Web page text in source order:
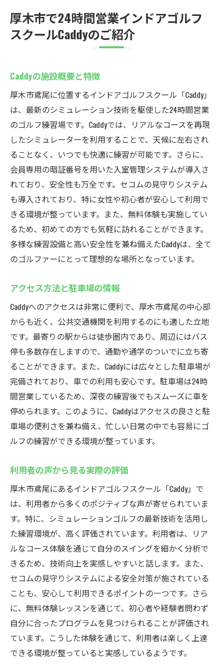
厚木市で24時間営業インドアゴルフ
スクールCaddyのご紹介
Caddyの施設概要と特徴
厚木市鳶尾に位置するインドアゴルフスクール「Caddy」
は、最新のシミュレーション技術を駆使した24時間営業
のゴルフ練習場です。Caddyでは、リアルなコースを再現
したシミュレーターを利用することで、天候に左右され
ることなく、いつでも快適に練習が可能です。さらに、
会員専用の暗証番号を用いた入室管理システムが導入さ
れており、安全性も万全です。セコムの見守りシステム
も導入されており、特に女性や初心者が安心して利用で
きる環境が整っています。また、無料体験も実施してい
るため、初めての方でも気軽に訪れることができます。
多様な練習設備と高い安全性を兼ね備えたCaddyは、全て
のゴルファーにとって理想的な場所となっています。
アクセス方法と駐車場の情報
Caddyへのアクセスは非常に便利で、厚木市鳶尾の中心部
からも近く、公共交通機関を利用するのにも適した立地
です。最寄りの駅からは徒歩圏内であり、周辺にはバス
停も多数存在しますので、通勤や通学のついでに立ち寄
ることができます。また、Caddyには広々とした駐車場が
完備されており、車での利用も安心です。駐車場は24時
間営業しているため、深夜の練習後でもスムーズに車を
停められます。このように、Caddyはアクセスの良さと駐
車場の便利さを兼ね備え、忙しい日常の中でも容易にゴ
ルフの練習ができる環境が整っています。
利用者の声から見る実際の評価
厚木市鳶尾にあるインドアゴルフスクール「Caddy」で
は、利用者から多くのポジティブな声が寄せられていま
す。特に、シミュレーションゴルフの最新技術を活用し
た練習環境が、高く評価されています。利用者は、リア
ルなコース体験を通じて自分のスイングを細かく分析で
きるため、技術向上を実感しやすいと話します。また、
セコムの見守りシステムによる安全対策が施されている
ことも、安心して利用できるポイントの一つです。さら
に、無料体験レッスンを通じて、初心者や経験者問わず
自分に合ったプログラムを見つけられることが評価され
ています。こうした体験を通じて、利用者は楽しく上達
できる環境が整っていると実感しているようです。